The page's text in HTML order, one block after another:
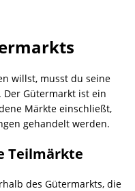
willst, musst du seine
Gütermarkt ist ein
Märkte einschließt,
gehandelt werden.
Teilmärkte
des Gütermarkts, die